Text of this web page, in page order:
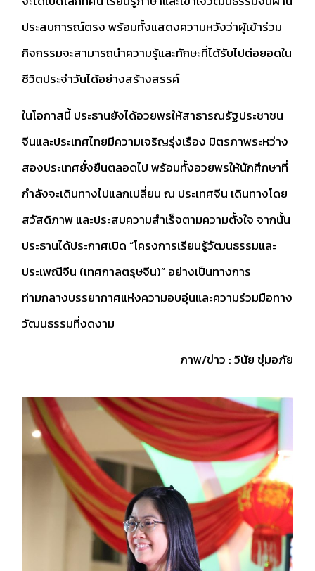
ประสบการณ์ตรง พร้อมทั้งแสดงความหวังว่าผู้เข้าร่วม
กิจกรรมจะสามารถนำความรู้และทักษะที่ได้รับไปต่อยอดใน
ชีวิตประจำวันได้อย่างสร้างสรรค์
ในโอกาสนี้ ประธานยังได้อวยพรให้สาธารณรัฐประชาชน
จีนและประเทศไทยมีความเจริญรุ่งเรือง มิตรภาพระหว่าง
สองประเทศยั่งยืนตลอดไป พร้อมทั้งอวยพรให้นักศึกษาที่
กำลังจะเดินทางไปแลกเปลี่ยน ณ ประเทศจีน เดินทางโดย
สวัสดิภาพ และประสบความสำเร็จตามความตั้งใจ จากนั้น
ประธานได้ประกาศเปิด “โครงการเรียนรู้วัฒนธรรมและ
ประเพณีจีน (เทศกาลตรุษจีน)” อย่างเป็นทางการ
ท่ามกลางบรรยากาศแห่งความอบอุ่นและความร่วมมือทาง
วัฒนธรรมที่งดงาม
ภาพ/ข่าว : วินัย ชุ่มอภัย